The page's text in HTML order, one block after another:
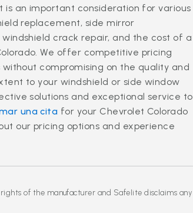
an important consideration for various
replacement, side mirror
crack repair, and the cost of a
We offer competitive pricing
compromising on the quality and
to your windshield or side window
solutions and exceptional service to
una cita for your Chevrolet Colorado
our pricing options and experience
of the manufacturer and Safelite disclaims any